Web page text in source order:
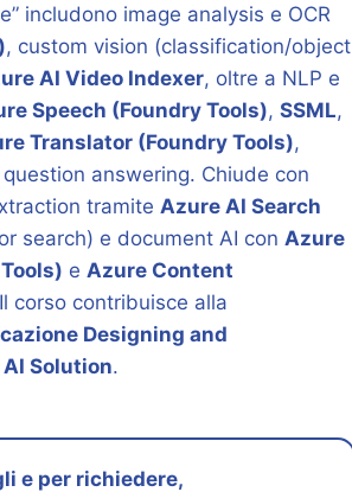
includono image analysis e OCR
, custom vision (classification/object
AI Video Indexer, oltre a NLP e
Speech (Foundry Tools), SSML,
Translator (Foundry Tools),
answering. Chiude con
tramite Azure AI Search
search) e document AI con Azure
e Azure Content
corso contribuisce alla
Designing and
Solution.
e per richiedere,